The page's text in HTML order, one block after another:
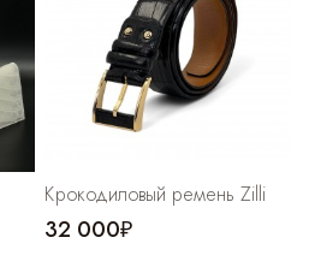
Крокодиловый ремень Zilli
32 000₽